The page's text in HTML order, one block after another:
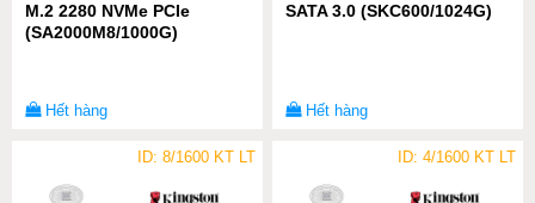
M.2 2280 NVMe PCIe
(SA2000M8/1000G)
Hết hàng
SATA 3.0 (SKC600/1024G)
Hết hàng
ID: 8/1600 KT LT ID: 4/1600 KT LT